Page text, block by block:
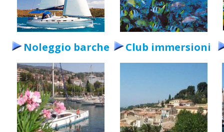
Noleggio barche Club immersioni